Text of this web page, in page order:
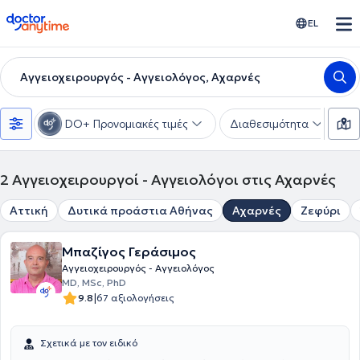
doctoranytime EL
Αγγειοχειρουργός - Αγγειολόγος, Αχαρνές
DO+ Προνομιακές τιμές Διαθεσιμότητα
2 Αγγειοχειρουργοί - Αγγειολόγοι στις Αχαρνές
Αττική Δυτικά προάστια Αθήνας Αχαρνές Ζεφύρι
Μπαζίγος Γεράσιμος
Αγγειοχειρουργός - Αγγειολόγος
MD, MSc, PhD
9.8|67 αξιολογήσεις
Σχετικά με τον ειδικό